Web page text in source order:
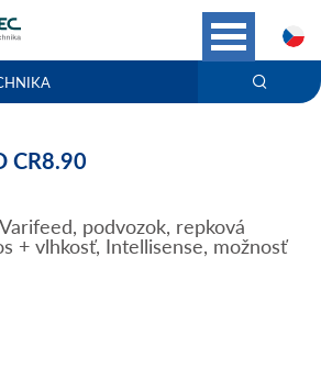
CR8.90
podvozok, repková
+ vlhkosť, Intellisense, možnosť